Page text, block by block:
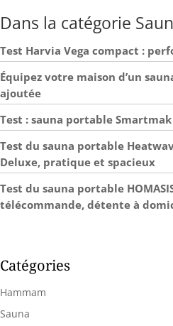
Dans la catégorie
Test Harvia Vega compact :
Équipez votre maison d’un
ajoutée
Test : sauna portable
Test du sauna portable
Deluxe, pratique et spacieux
Test du sauna portable
télécommande, détente à
Catégories
Hammam
Sauna